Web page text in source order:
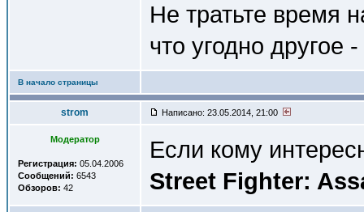
Не тратьте время
что угодно другое
В начало страницы
strom Написано: 23.05.2014, 21:00
Модератор
Регистрация: 05.04.2006
Сообщений: 6543
Обзоров: 42
Если кому
Street Fighter: